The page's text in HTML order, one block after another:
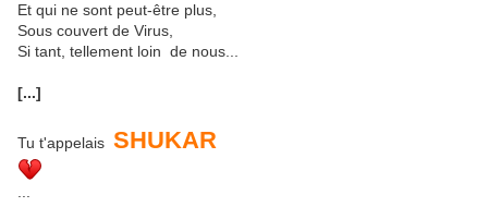
Et qui ne sont peut-être plus,
Sous couvert de Virus,
Si tant, tellement loin de nous...
[...]
Tu t'appelais SHUKAR